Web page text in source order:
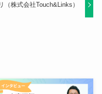
（株式会社Touch&Links）